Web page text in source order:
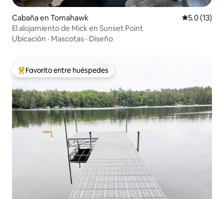
Cabaña en Tomahawk Calificación
5.0 (13)
El alojamiento de Mick en Sunset Point
Ubicación · Mascotas · Diseño
Favorito entre huéspedes preferido
Favorito entre huéspedes